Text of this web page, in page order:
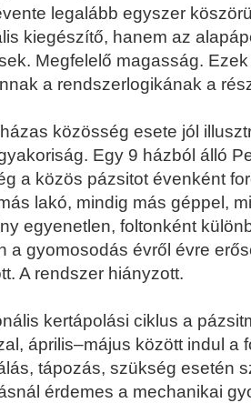
legalább egyszer
kiegészítő, hanem az
Megfelelő magasság.
a rendszerlogikának a
közösség esete jól
Egy 9 házból álló
a közös pázsitot évenként
lakó, mindig más géppel,
egyenetlen, foltonként
a gyomosodás évről évre
A rendszer hiányzott.
kertápolási ciklus a
április–május között indul a
tápozás, szükség esetén
érdemes a mechanikai